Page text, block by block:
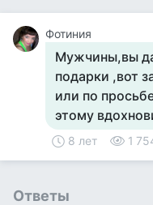
Фотиния
Мужчины,вы
подарки ,вот
или по
этому
8 лет 1
Ответы